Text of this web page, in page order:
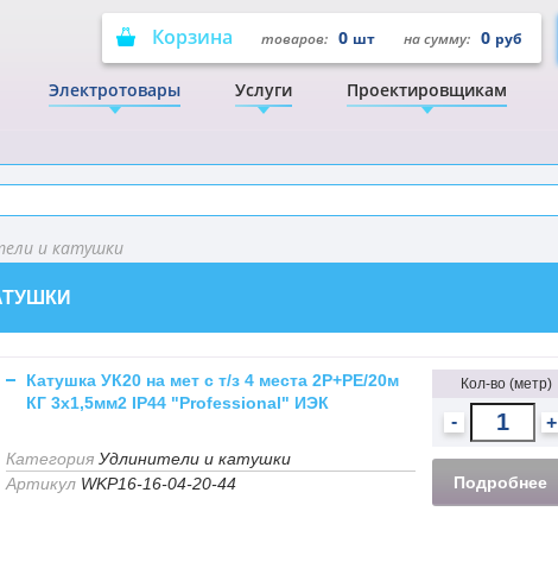
Корзина товаров: 0 шт на сумму: 0 руб
Электротовары Услуги Проектировщикам
и катушки
Катушка УК20 на мет с т/з 4 места 2Р+PЕ/20м
КГ 3х1,5мм2 IP44 "Professional" ИЭК
Категория Удлинители и катушки
Артикул WKP16-16-04-20-44
Кол-во (метр)
- +
Подробнее